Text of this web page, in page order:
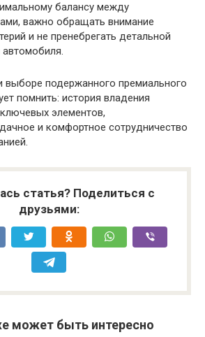
балансу между
важно обращать внимание
и не пренебрегать детальной
выборе подержанного премиального
помнить: история владения
элементов,
и комфортное сотрудничество
статья? Поделиться с
друзьями:
может быть интересно